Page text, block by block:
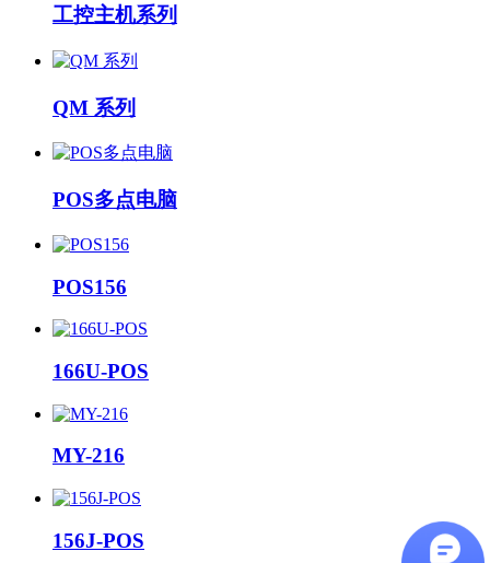
工控主机系列
QM 系列
POS多点电脑
POS156
166U-POS
MY-216
156J-POS